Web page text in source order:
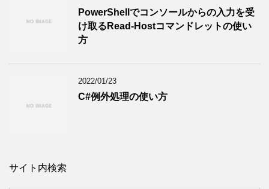
PowerShellでコンソールからの入力を受
け取るRead-Hostコマンドレットの使い
方
2022/01/23
C#例外処理の使い方
サイト内検索